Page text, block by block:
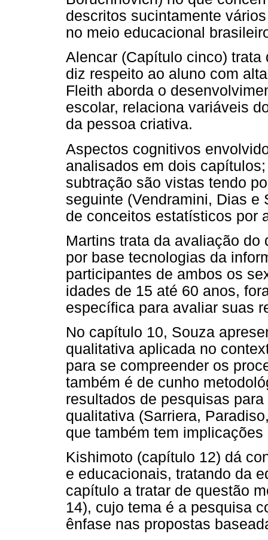
descritos sucintamente
no meio educacional
Alencar (Capítulo cinco)
diz respeito ao aluno com
Fleith aborda o
escolar, relaciona variáveis
da pessoa criativa.
Aspectos cognitivos
analisados em dois
subtração são vistas tendo
seguinte (Vendramini, Dias e
de conceitos estatísticos por
Martins trata da avaliação
por base tecnologias da
participantes de ambos os
idades de 15 até 60 anos,
específica para avaliar suas
No capítulo 10, Souza
qualitativa aplicada no
para se compreender os
também é de cunho
resultados de pesquisas
qualitativa (Sarriera,
que também tem implicações
Kishimoto (capítulo 12) dá
e educacionais, tratando da
capítulo a tratar de questão
14), cujo tema é a pesquisa
ênfase nas propostas